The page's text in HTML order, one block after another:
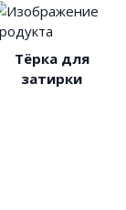
Тёрка для
затирки